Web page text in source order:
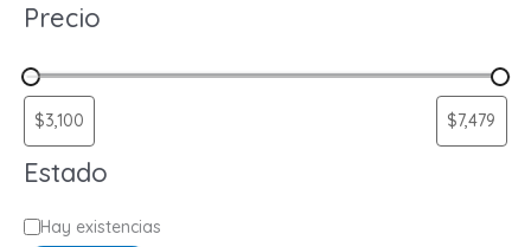
Precio
Estado
E Hay existencias